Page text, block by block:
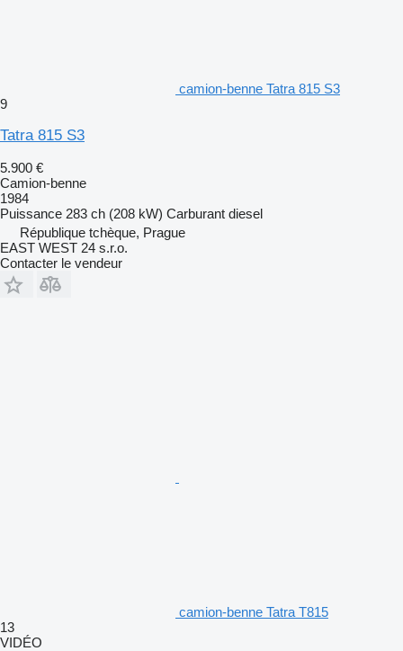
camion-benne Tatra 815 S3
9
Tatra 815 S3
5.900 €
Camion-benne
1984
Puissance 283 ch (208 kW) Carburant diesel
République tchèque, Prague
EAST WEST 24 s.r.o.
Contacter le vendeur
camion-benne Tatra T815
13
VIDÉO